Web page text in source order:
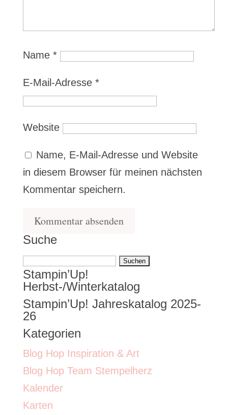
Name *
E-Mail-Adresse *
Website
Name, E-Mail-Adresse und Website
in diesem Browser für meinen nächsten
Kommentar speichern.
Suche
Suchen
nach:
Stampin’Up!
Herbst-/Winterkatalog
Stampin’Up! Jahreskatalog 2025-
26
Kategorien
Blog Hop Inspiration & Art
Blog Hop Team Stempelherz
Kalender
Karten